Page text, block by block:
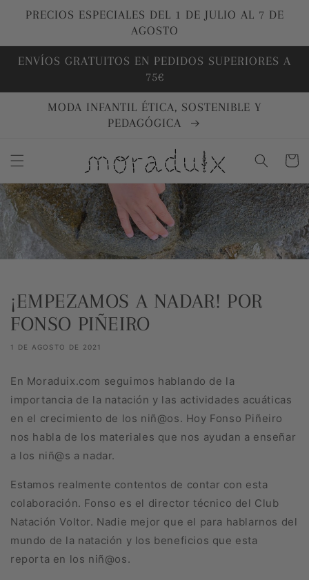
directamente
PRECIOS ESPECIALES DEL 1 DE JULIO AL 7 DE
AGOSTO
ENVÍOS GRATUITOS EN PEDIDOS SUPERIORES A
75€
MODA INFANTIL ÉTICA, SOSTENIBLE Y
PEDAGÓGICA
Carrito
¡EMPEZAMOS A NADAR! POR
FONSO PIÑEIRO
1 DE AGOSTO DE 2021
En Moraduix.com seguimos hablando de la
importancia de la natación y las actividades acuáticas
en el crecimiento de los niñ@os. Hoy Fonso Piñeiro
nos habla de los materiales que nos ayudan a enseñar
a los niñ@s a nadar.
Estamos realmente contentos de contar con esta
colaboración. Fonso es el director técnico del Club
Natación Voltor. Nadie mejor que el para hablarnos del
mundo de la natación y los beneficios que esta
reporta en los niñ@os.